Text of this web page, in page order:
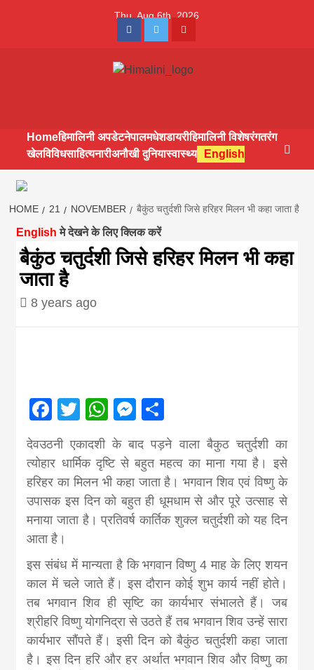
Thu. Aug 6th, 2026
FacebookTwitterYoutube
hindi
||madhesh
first hindi
magazine of
news in hindi
from
news,
khabar
Homeहिमालिनी अपडेटनेपालमधेशडायरीहिमालिनी विशेषरंगतरंग
खेलविविधसाहित्यनारीअनौखी दुनियास्वास्थ्य English
HOME 21 NOVEMBER बैकुंठ चतुर्दशी जिसे हरिहर मिलन भी कहा जाता है
English मे देखने के लिए क्लिक करें
बैकुंठ चतुर्दशी जिसे हरिहर मिलन भी कहा
जाता है
8 years ago
Facebook
TwitterWhatsApp
Messenger
देवउठनी एकादशी के बाद पड़ने वाला बैकुठ चतुर्दशी का
त्योहार धार्मिक दृष्टि से बहुत महत्व का माना गया है। इसे
हरिहर का मिलन भी कहा जाता है। भगवान शिव एवं विष्णु के
उपासक इस दिन को बहुत ही धूमधाम से और पूरे उत्साह से
मनाया जाता है। प्रतिवर्ष कार्तिक शुक्ल चतुर्दशी को यह दिन
आता है।
इस संबंध में मान्यता है कि भगवान विष्णु 4 माह के लिए शयन
काल में चले जाते हैं। इस दौरान कोई शुभ कार्य नहीं होते।
तब भगवान शिव ही सृष्टि का कार्यभार संभालते हैं। जब
श्रीहरि विष्णु योगनिद्रा से उठते हैं तब भगवान शिव उन्हें सारा
कार्यभार सौंपते हैं। इसी दिन को बैकुंठ चतुर्दशी कहा जाता
है। इस दिन हरि और हर अर्थात भगवान शिव और विष्णु का